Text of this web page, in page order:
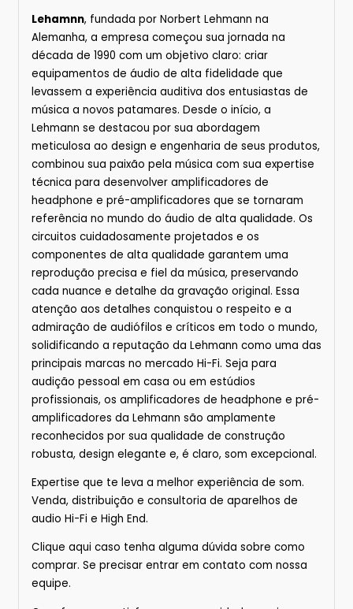
Lehamnn, fundada por Norbert Lehmann na
Alemanha, a empresa começou sua jornada na
década de 1990 com um objetivo claro: criar
equipamentos de áudio de alta fidelidade que
levassem a experiência auditiva dos entusiastas de
música a novos patamares. Desde o início, a
Lehmann se destacou por sua abordagem
meticulosa ao design e engenharia de seus produtos,
combinou sua paixão pela música com sua expertise
técnica para desenvolver amplificadores de
headphone e pré-amplificadores que se tornaram
referência no mundo do áudio de alta qualidade. Os
circuitos cuidadosamente projetados e os
componentes de alta qualidade garantem uma
reprodução precisa e fiel da música, preservando
cada nuance e detalhe da gravação original. Essa
atenção aos detalhes conquistou o respeito e a
admiração de audiófilos e críticos em todo o mundo,
solidificando a reputação da Lehmann como uma das
principais marcas no mercado Hi-Fi. Seja para
audição pessoal em casa ou em estúdios
profissionais, os amplificadores de headphone e pré-
amplificadores da Lehmann são amplamente
reconhecidos por sua qualidade de construção
robusta, design elegante e, é claro, som excepcional.
Expertise que te leva a melhor experiência de som.
Venda, distribuição e consultoria de aparelhos de
audio Hi-Fi e High End.
Clique aqui caso tenha alguma dúvida sobre como
comprar. Se precisar entrar em contato com nossa
equipe.